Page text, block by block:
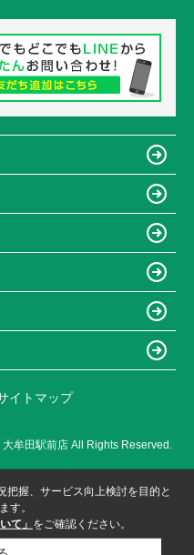
イトマップ
田駅前店 All Rights Reserved.
把握、サービス向上検討を目的と
す。
て」 をご確認ください。